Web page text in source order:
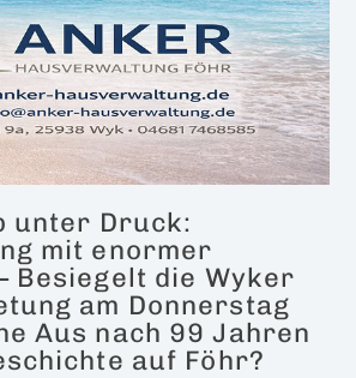
unter Druck:
mit enormer
Besiegelt die Wyker
am Donnerstag
Aus nach 99 Jahren
auf Föhr?